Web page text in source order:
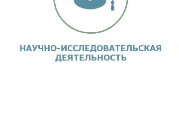
НАУЧНО-ИССЛЕДОВАТЕЛЬСКАЯ
ДЕЯТЕЛЬНОСТЬ